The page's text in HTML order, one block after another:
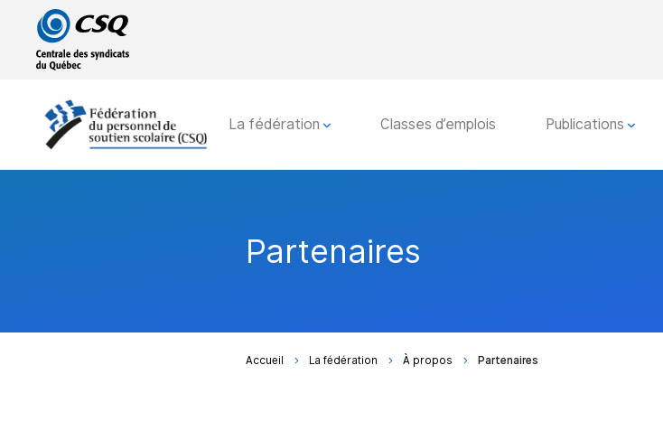
Passer
menu
principal
Passer
contenu
La fédération Classes d’emplois Publications
Partenaires
Accueil La fédération À propos Partenaires